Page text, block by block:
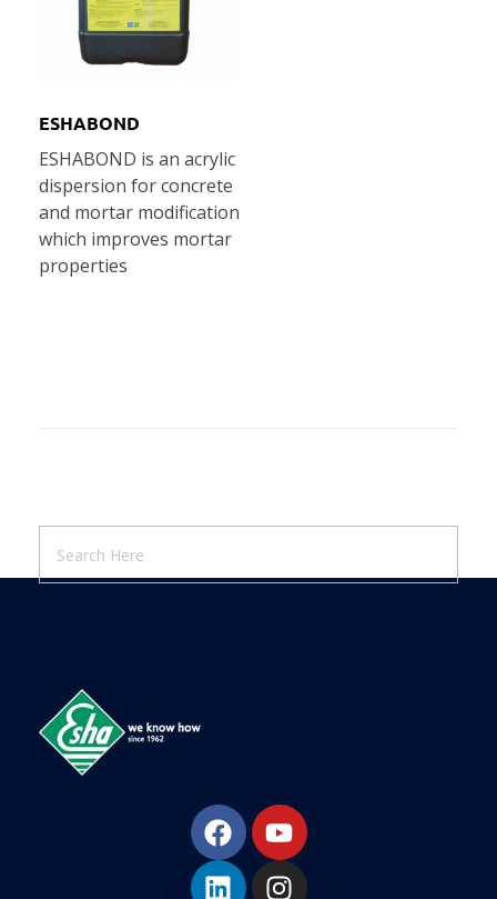
ESHABOND
ESHABOND is an acrylic
dispersion for concrete
and mortar modification
which improves mortar
properties